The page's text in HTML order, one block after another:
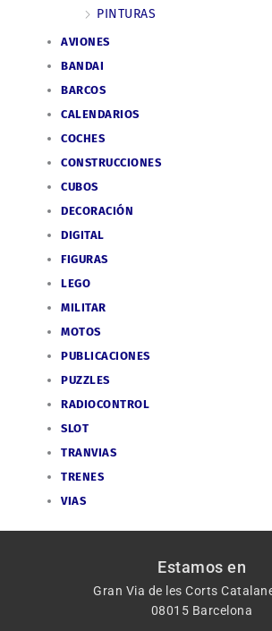
PINTURAS
AVIONES
BANDAI
BARCOS
CALENDARIOS
COCHES
CONSTRUCCIONES
CUBOS
DECORACIÓN
DIGITAL
FIGURAS
LEGO
MILITAR
MOTOS
PUBLICACIONES
PUZZLES
RADIOCONTROL
SLOT
TRANVIAS
TRENES
VIAS
Estamos en
Gran Via de les Corts
08015 Barcelona